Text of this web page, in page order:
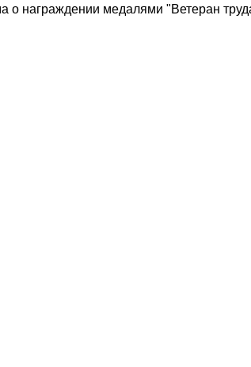
о награждении медалями "Ветеран